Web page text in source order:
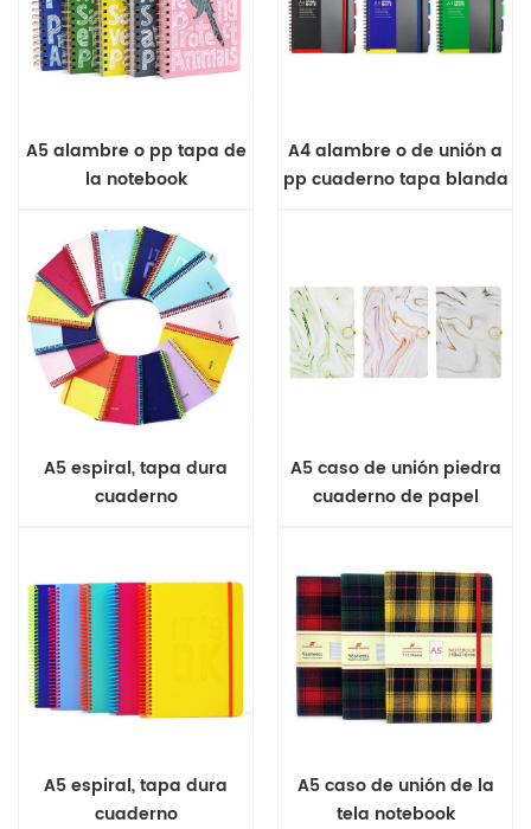
A5 alambre o pp tapa de
la notebook
A4 alambre o de unión a
pp cuaderno tapa blanda
A5 espiral, tapa dura
cuaderno
A5 caso de unión piedra
cuaderno de papel
A5 espiral, tapa dura
cuaderno
A5 caso de unión de la
tela notebook